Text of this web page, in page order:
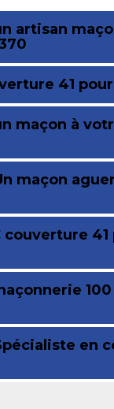
artisan
41
maçon à
maçon
41
en